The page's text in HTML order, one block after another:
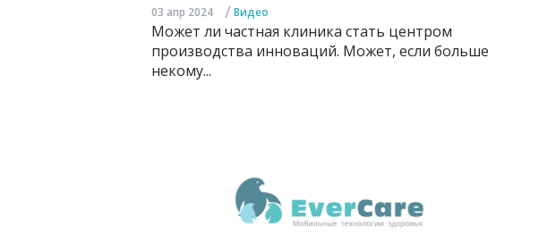
03 апр 2024 / Видео
Может ли частная клиника стать центром
производства инноваций. Может, если больше
некому...